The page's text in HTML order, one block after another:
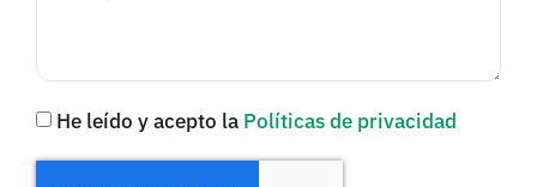
He leído y acepto la Políticas de privacidad